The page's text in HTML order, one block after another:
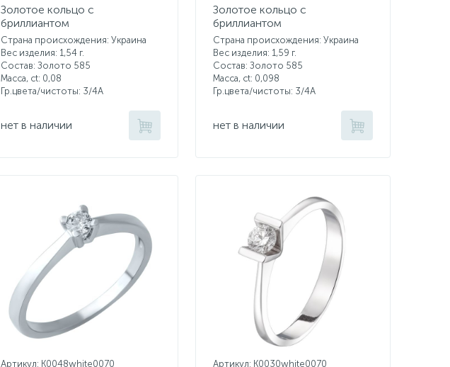
Золотое кольцо с
бриллиантом
Страна происхождения: Украина
Вес изделия: 1,54 г.
Состав: Золото 585
Масса, ct: 0,08
Гр.цвета/чистоты: 3/4А
нет в наличии
Золотое кольцо с
бриллиантом
Страна происхождения: Украина
Вес изделия: 1,59 г.
Состав: Золото 585
Масса, ct: 0,098
Гр.цвета/чистоты: 3/4А
нет в наличии
Артикул: K0048white0070 Артикул: K0030white0070